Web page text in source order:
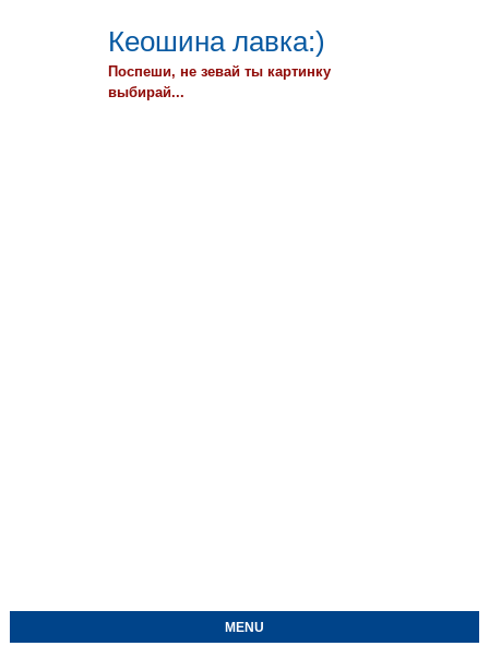
Кеошина лавка:)
Поспеши, не зевай ты картинку
выбирай...
MENU